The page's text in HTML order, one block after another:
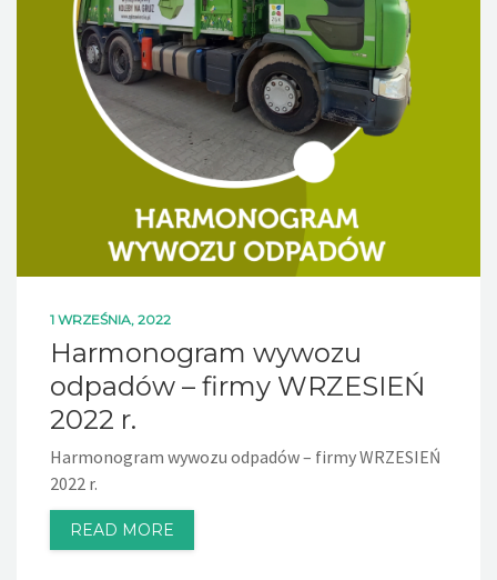
1 WRZEŚNIA, 2022
Harmonogram wywozu
odpadów – firmy WRZESIEŃ
2022 r.
Harmonogram wywozu odpadów – firmy WRZESIEŃ
2022 r.
READ MORE